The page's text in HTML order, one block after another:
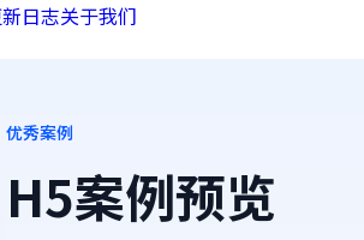
日志关于我们
优秀案例
H5案例预览